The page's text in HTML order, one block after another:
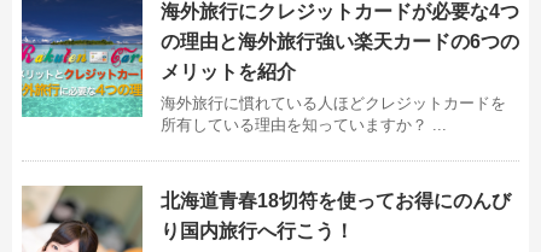
海外旅行にクレジットカードが必要な4つ
の理由と海外旅行強い楽天カードの6つの
メリットを紹介
海外旅行に慣れている人ほどクレジットカードを
所有している理由を知っていますか？ ...
北海道青春18切符を使ってお得にのんび
り国内旅行へ行こう！